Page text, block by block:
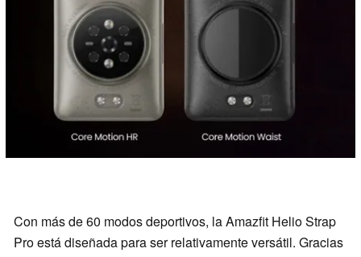
Con más de 60 modos deportivos, la Amazfit Helio Strap
Pro está diseñada para ser relativamente versátil. Gracias